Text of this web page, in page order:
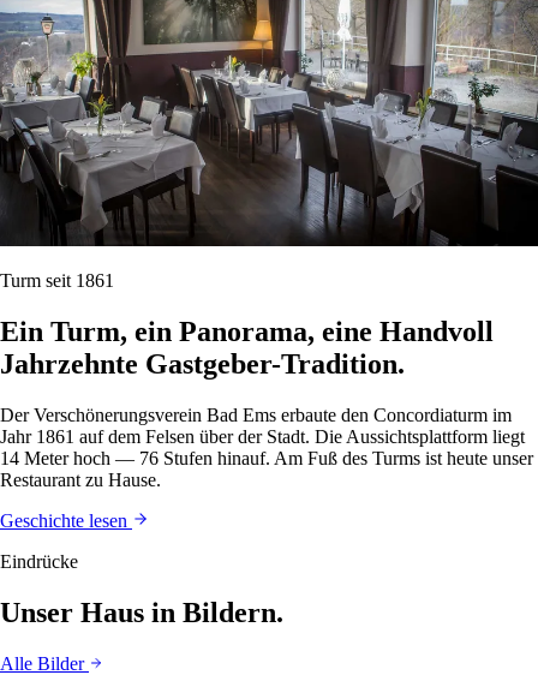
Turm seit 1861
Ein Turm, ein Panorama, eine Handvoll
Jahrzehnte Gastgeber-Tradition.
Der Verschönerungsverein Bad Ems erbaute den Concordiaturm im
Jahr 1861 auf dem Felsen über der Stadt. Die Aussichtsplattform liegt
14 Meter hoch — 76 Stufen hinauf. Am Fuß des Turms ist heute unser
Restaurant zu Hause.
Geschichte lesen
Eindrücke
Unser Haus in Bildern.
Alle Bilder